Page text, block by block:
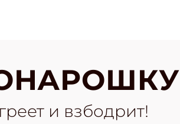
и взбодрит!